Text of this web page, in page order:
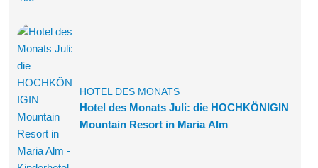
HOTEL DES MONATS
Hotel des Monats Juli: die HOCHKÖNIGIN
Mountain Resort in Maria Alm